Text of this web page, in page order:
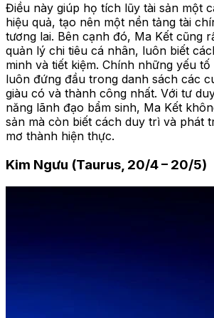
Điều này giúp họ tích lũy tài sản một
hiệu quả, tạo nên một nền tảng tài
tương lai. Bên cạnh đó, Ma Kết cũng
quản lý chi tiêu cá nhân, luôn biết
minh và tiết kiệm. Chính những yếu
luôn đứng đầu trong danh sách các
giàu có và thành công nhất. Với tư
năng lãnh đạo bẩm sinh, Ma Kết
sản mà còn biết cách duy trì và phát
mơ thành hiện thực.
Kim Ngưu (Taurus, 20/4 – 20/5)